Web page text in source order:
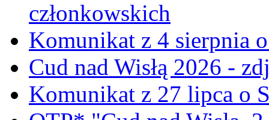
członkowskich
Komunikat z 4 sierpnia
Cud nad Wisłą 2026 -
Komunikat z 27 lipca o